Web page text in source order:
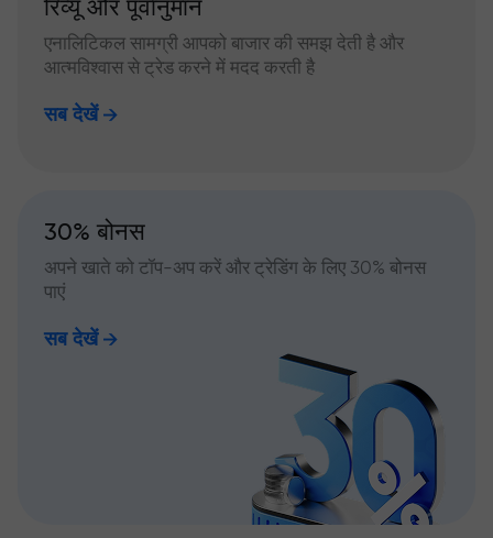
रिव्यू और पूर्वानुमान
एनालिटिकल सामग्री आपको बाजार की समझ देती है और
आत्मविश्वास से ट्रेड करने में मदद करती है
सब देखें
30% बोनस
अपने खाते को टॉप-अप करें और ट्रेडिंग के लिए 30% बोनस
पाएं
सब देखें